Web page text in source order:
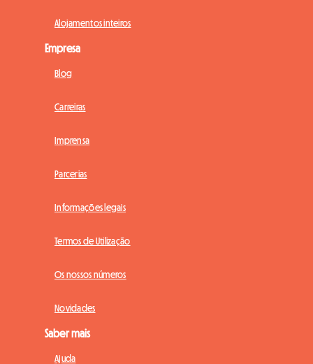
Alojamentos inteiros
Empresa
Blog
Carreiras
Imprensa
Parcerias
Informações legais
Termos de Utilização
Os nossos números
Novidades
Saber mais
Ajuda